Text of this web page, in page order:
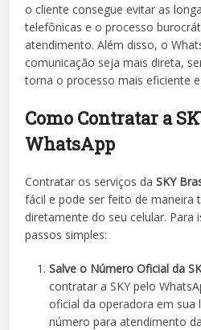
o cliente consegue evitar as
telefônicas e o processo
atendimento. Além disso, o
comunicação seja mais direta,
torna o processo mais eficiente
Como Contratar a
WhatsApp
Contratar os serviços daSKY
fácil e pode ser feito de maneira
diretamente do seu celular. Para
passos simples:
Salve o Número Oficial da
contratar a SKY pelo
oficial da operadora em sua
número para atendimento